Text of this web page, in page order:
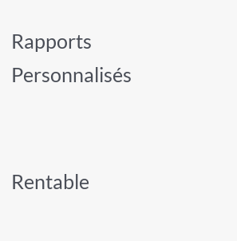
Rapports
Personnalisés
Rentable